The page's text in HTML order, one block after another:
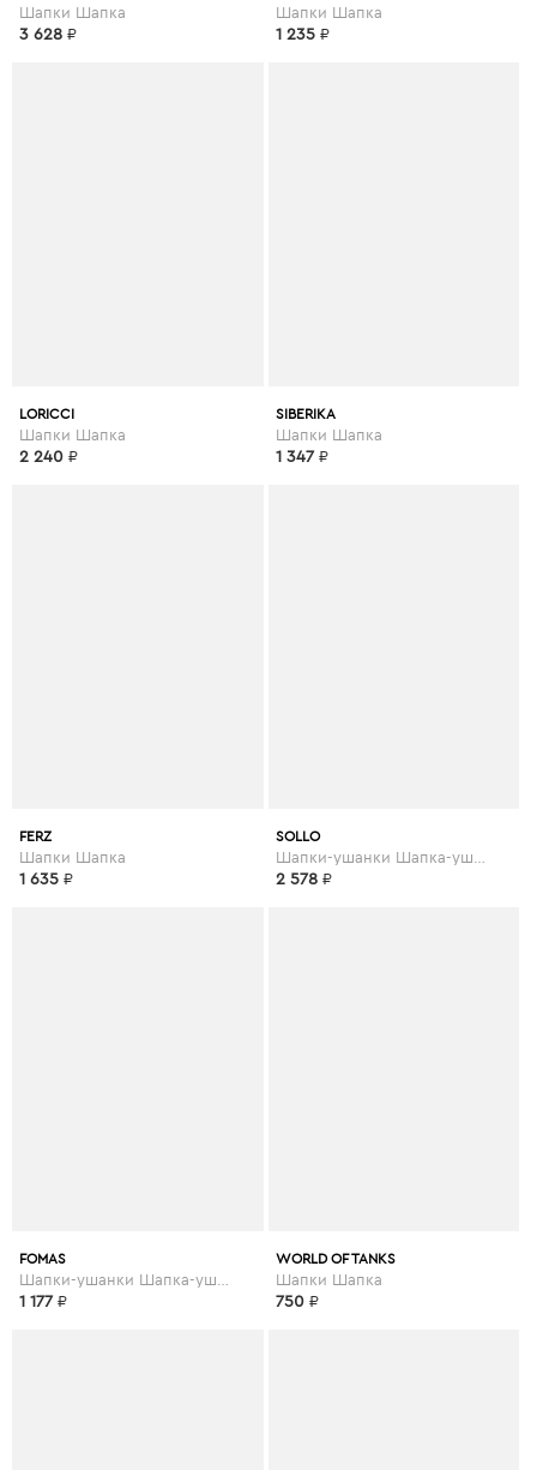
Шапки Шапка
3 628 ₽
Шапки Шапка
1 235 ₽
LORICCI
Шапки Шапка
2 240 ₽
SIBERIKA
Шапки Шапка
1 347 ₽
FERZ
Шапки Шапка
1 635 ₽
SOLLO
2 578 ₽
FOMAS
1 177 ₽
WORLD OF TANKS
Шапки Шапка
750 ₽